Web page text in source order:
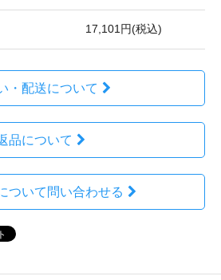
17,101円(税込)
・配送について
品について
ついて問い合わせる